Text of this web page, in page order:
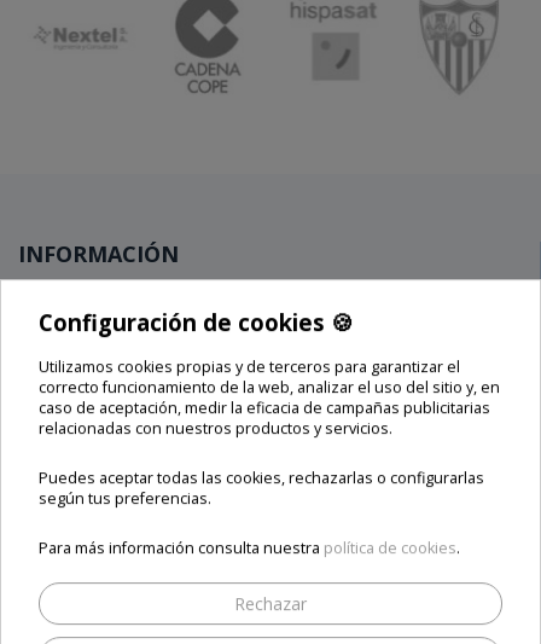
INFORMACIÓN
Ofertas
Lo más vendido
Blog
Sobre nosotros
Contacto
Términos y condiciones
CATEGORÍAS
Configuración de cookies 🍪
Utilizamos cookies propias y de terceros para garantizar el
correcto funcionamiento de la web, analizar el uso del sitio y, en
caso de aceptación, medir la eficacia de campañas publicitarias
relacionadas con nuestros productos y servicios.
Puedes aceptar todas las cookies, rechazarlas o configurarlas
según tus preferencias.
Para más información consulta nuestra política de cookies.
Rechazar